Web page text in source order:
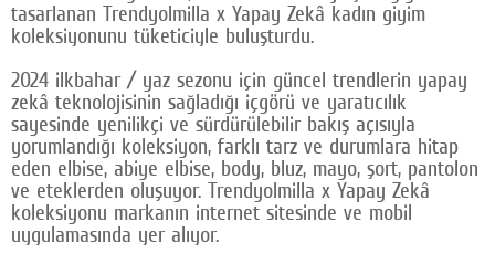
SOSYAL MEDYA
Facebook
Twitter
Google Plus
© 2026 TÜM HAKLARI SAKLIDIR
tasarlanan Trendyolmilla x Yapay Zekâ kadın giyim
koleksiyonunu tüketiciyle buluşturdu.
2024 ilkbahar / yaz sezonu için güncel trendlerin yapay
zekâ teknolojisinin sağladığı içgörü ve yaratıcılık
sayesinde yenilikçi ve sürdürülebilir bakış açısıyla
yorumlandığı koleksiyon, farklı tarz ve durumlara hitap
eden elbise, abiye elbise, body, bluz, mayo, şort, pantolon
ve eteklerden oluşuyor. Trendyolmilla x Yapay Zekâ
koleksiyonu markanın internet sitesinde ve mobil
uygulamasında yer alıyor.